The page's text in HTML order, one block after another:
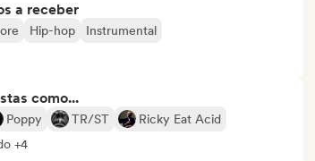
a receber
Hip-hop
Instrumental
como...
Poppy TR/ST
Ricky Eat Acid
+4